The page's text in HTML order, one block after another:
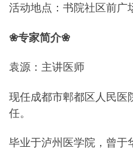
活动地点：书院社区前广
❀专家简介❀
袁源：主讲医师
现任成都市郫都区人民医
任。
毕业于泸州医学院，曾于